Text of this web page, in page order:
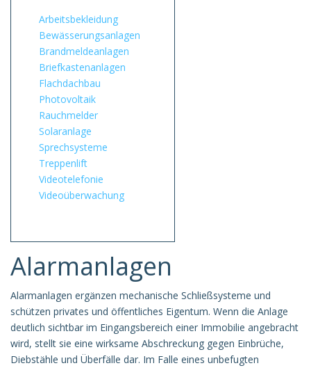
Arbeitsbekleidung
Bewässerungsanlagen
Brandmeldeanlagen
Briefkastenanlagen
Flachdachbau
Photovoltaik
Rauchmelder
Solaranlage
Sprechsysteme
Treppenlift
Videotelefonie
Videoüberwachung
Alarmanlagen
Alarmanlagen ergänzen mechanische Schließsysteme und
schützen privates und öffentliches Eigentum. Wenn die Anlage
deutlich sichtbar im Eingangsbereich einer Immobilie angebracht
wird, stellt sie eine wirksame Abschreckung gegen Einbrüche,
Diebstähle und Überfälle dar. Im Falle eines unbefugten